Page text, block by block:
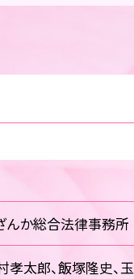
んか総合法律事務所
孝太郎、飯塚隆史、